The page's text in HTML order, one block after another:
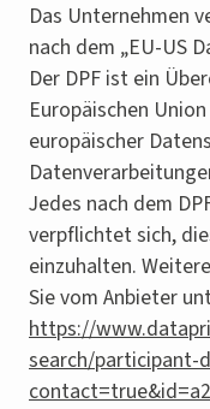
Das Unternehmen
nach dem „EU-US
Der DPF ist ein
Europäischen
europäischer
Jedes nach dem
verpflichtet sich,
einzuhalten.
Sie vom Anbieter
https://
search/participant-